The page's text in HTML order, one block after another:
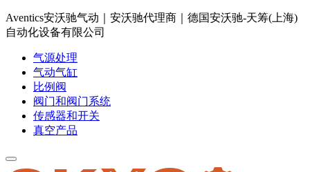
Aventics安沃驰气动｜安沃驰代理商｜德国安沃驰-天筹(上海)
自动化设备有限公司
气源处理
气动气缸
比例阀
阀门和阀门系统
传感器和开关
真空产品